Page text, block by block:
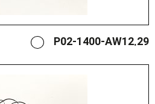
P02-1400-AW12.29